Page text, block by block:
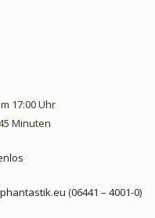
17:00 Uhr
Minuten
(06441 – 4001-0)